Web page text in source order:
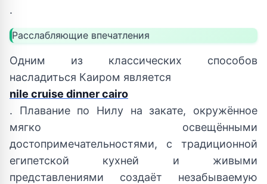
.
Расслабляющие впечатления
Одним из классических способов
насладиться Каиром является
nile cruise dinner cairo
. Плавание по Нилу на закате, окружённое
мягко освещёнными
достопримечательностями, с традиционной
египетской кухней и живыми
представлениями создаёт незабываемую